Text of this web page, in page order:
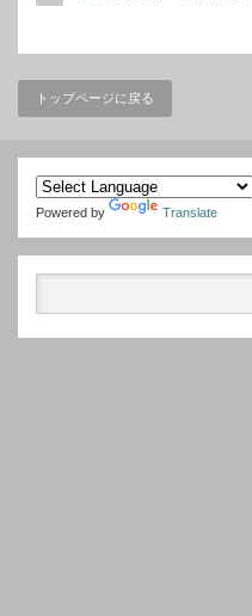
トップページに戻る
Powered by Translate